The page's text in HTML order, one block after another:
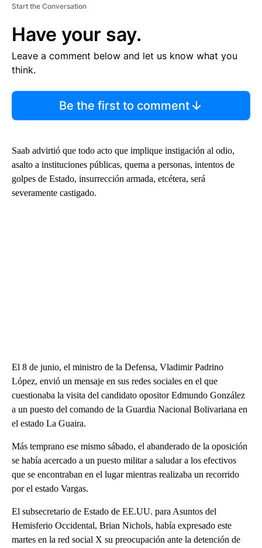
Start the Conversation
Have your say.
Leave a comment below and let us know what you
think.
Be the first to comment
Saab advirtió que todo acto que implique instigación al odio,
asalto a instituciones públicas, quema a personas, intentos de
golpes de Estado, insurrección armada, etcétera, será
severamente castigado.
El 8 de junio, el ministro de la Defensa, Vladimir Padrino
López, envió un mensaje en sus redes sociales en el que
cuestionaba la visita del candidato opositor Edmundo González
a un puesto del comando de la Guardia Nacional Bolivariana en
el estado La Guaira.
Más temprano ese mismo sábado, el abanderado de la oposición
se había acercado a un puesto militar a saludar a los efectivos
que se encontraban en el lugar mientras realizaba un recorrido
por el estado Vargas.
El subsecretario de Estado de EE.UU. para Asuntos del
Hemisferio Occidental, Brian Nichols, había expresado este
martes en la red social X su preocupación ante la detención de